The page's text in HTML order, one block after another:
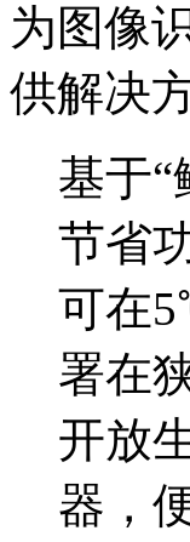
为图像
供解决
基于“
节省
可在
署在
开放
器